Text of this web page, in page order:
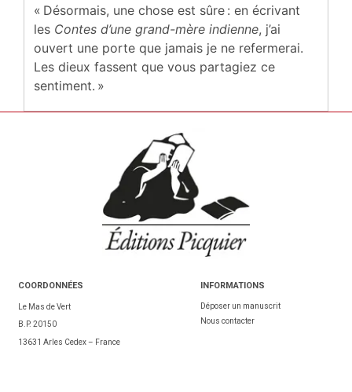
« Désormais, une chose est sûre : en écrivant
les Contes d’une grand-mère indienne, j’ai
ouvert une porte que jamais je ne refermerai.
Les dieux fassent que vous partagiez ce
sentiment. »
COORDONNÉES
Le Mas de Vert
B.P. 20150
13631 Arles Cedex – France
INFORMATIONS
Déposer un manuscrit
Nous contacter